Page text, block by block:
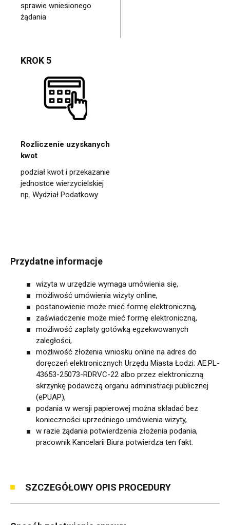
sprawie wniesionego
żądania
KROK 5
Rozliczenie uzyskanych
kwot
podział kwot i przekazanie
jednostce wierzycielskiej
np. Wydział Podatkowy
Przydatne informacje
wizyta w urzędzie wymaga umówienia się,
możliwość umówienia wizyty online,
postanowienie może mieć formę elektroniczną,
zaświadczenie może mieć formę elektroniczną,
możliwość zapłaty gotówką egzekwowanych
zaległości,
możliwość złożenia wniosku online na adres do
doręczeń elektronicznych Urzędu Miasta Łodzi: AE:PL-
43653-25073-RDRVC-22 albo przez elektroniczną
skrzynkę podawczą organu administracji publicznej
(ePUAP),
podania w wersji papierowej można składać bez
konieczności uprzedniego umówienia wizyty,
w razie żądania potwierdzenia złożenia podania,
pracownik Kancelarii Biura potwierdza ten fakt.
SZCZEGÓŁOWY OPIS PROCEDURY